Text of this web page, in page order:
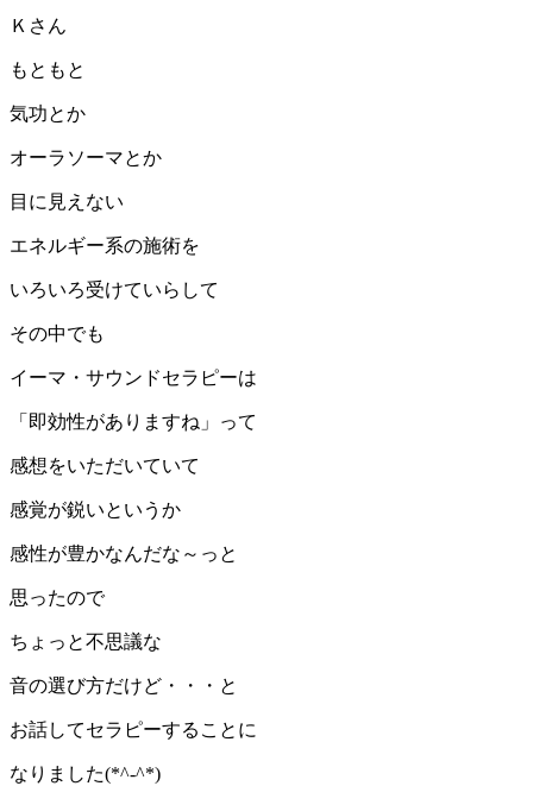
Ｋさん
もともと
気功とか
オーラソーマとか
目に見えない
エネルギー系の施術を
いろいろ受けていらして
その中でも
イーマ・サウンドセラピーは
「即効性がありますね」って
感想をいただいていて
感覚が鋭いというか
感性が豊かなんだな～っと
思ったので
ちょっと不思議な
音の選び方だけど・・・と
お話してセラピーすることに
なりました(*^-^*)